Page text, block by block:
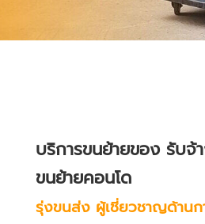
บริการขนย้ายของรับจ้า
ขนย้ายคอนโด
รุ่งขนส่ง ผู้เชี่ยวชาญด้านก